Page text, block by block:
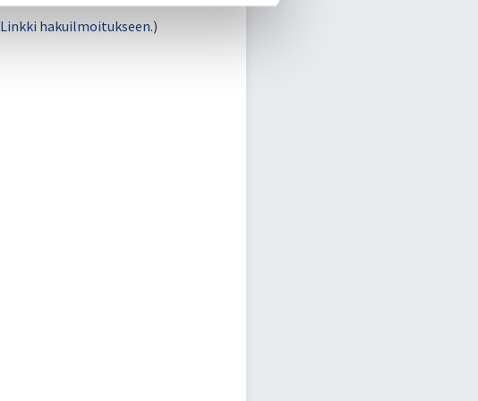
Linkki hakuilmoitukseen.)